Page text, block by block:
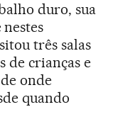
duro, sua
três salas
de crianças e
onde
quando